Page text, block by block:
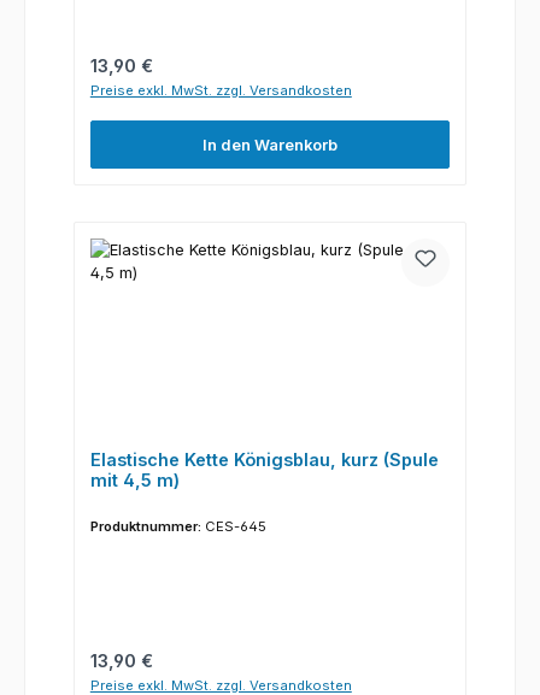
Regulärer Preis:
13,90 €
Preise exkl. MwSt. zzgl. Versandkosten
In den Warenkorb
Elastische Kette Königsblau, kurz (Spule
mit 4,5 m)
Produktnummer: CES-645
Regulärer Preis:
13,90 €
Preise exkl. MwSt. zzgl. Versandkosten